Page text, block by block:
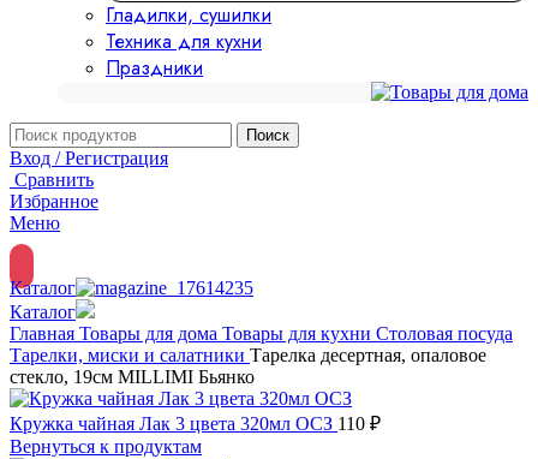
Гладилки, сушилки
Техника для кухни
Праздники
Поиск
Вход / Регистрация
Сравнить
Избранное
Меню
Каталог
Каталог
Главная Товары для дома Товары для кухни Столовая посуда
Тарелки, миски и салатники Тарелка десертная, опаловое
стекло, 19см MILLIMI Бьянко
Кружка чайная Лак 3 цвета 320мл ОСЗ 110 ₽
Вернуться к продуктам